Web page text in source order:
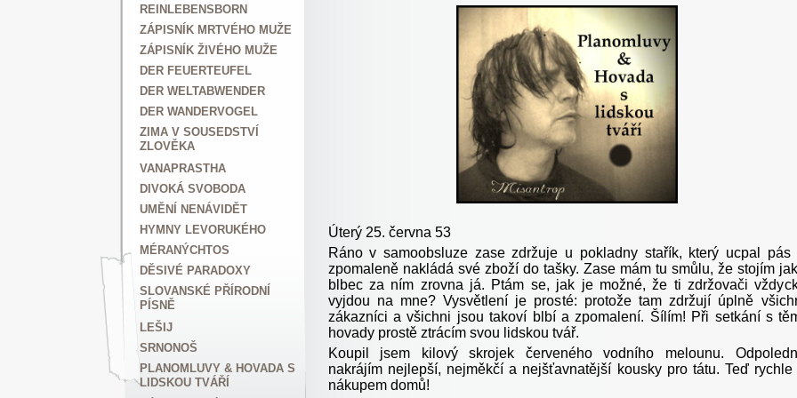
REINLEBENSBORN
ZÁPISNÍK MRTVÉHO MUŽE
ZÁPISNÍK ŽIVÉHO MUŽE
DER FEUERTEUFEL
DER WELTABWENDER
DER WANDERVOGEL
ZIMA V SOUSEDSTVÍ
ZLOVĚKA
VANAPRASTHA
DIVOKÁ SVOBODA
UMĚNÍ NENÁVIDĚT
HYMNY LEVORUKÉHO
MÉRANÝCHTOS
DĚSIVÉ PARADOXY
SLOVANSKÉ PŘÍRODNÍ
PÍSNĚ
LEŠIJ
SRNONOŠ
PLANOMLUVY & HOVADA S
LIDSKOU TVÁŘÍ
Úterý 25. června 53
Ráno v samoobsluze zase zdržuje u pokladny stařík, který ucpal pás
zpomaleně nakládá své zboží do tašky. Zase mám tu smůlu, že stojím
blbec za ním zrovna já. Ptám se, jak je možné, že ti zdržovači
vyjdou na mne? Vysvětlení je prosté: protože tam zdržují úplně
zákazníci a všichni jsou takoví blbí a zpomalení. Šílím! Při setkání s
hovady prostě ztrácím svou lidskou tvář.
Koupil jsem kilový skrojek červeného vodního melounu.
nakrájím nejlepší, nejměkčí a nejšťavnatější kousky pro tátu. Teď rychle
nákupem domů!